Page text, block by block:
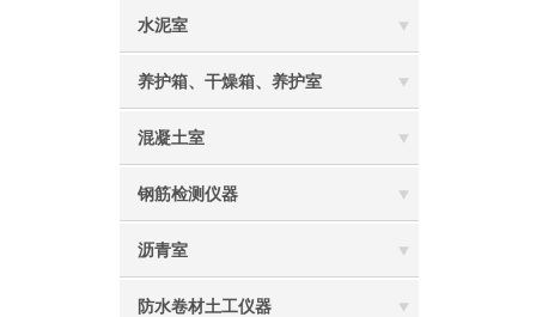
水泥室
养护箱、干燥箱、养护室
混凝土室
钢筋检测仪器
沥青室
防水卷材土工仪器